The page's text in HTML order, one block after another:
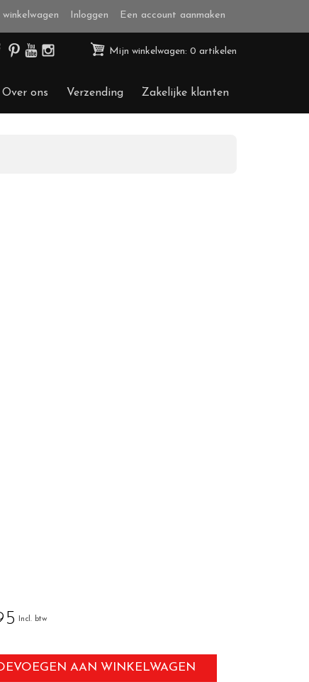
Inloggen Een account aanmaken
Mijn winkelwagen: 0 artikelen
Over ons Verzending Zakelijke klanten
Incl. btw
AAN WINKELWAGEN